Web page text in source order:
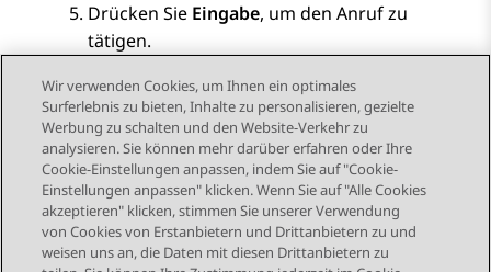
Drücken Sie Eingabe, um den Anruf zu
tätigen.
Send Feedback
Vorheriges Thema Nächstes Thema
Wir verwenden Cookies, um Ihnen ein optimales
Surferlebnis zu bieten, Inhalte zu personalisieren, gezielte
Werbung zu schalten und den Website-Verkehr zu
analysieren. Sie können mehr darüber erfahren oder Ihre
Cookie-Einstellungen anpassen, indem Sie auf "Cookie-
Einstellungen anpassen" klicken. Wenn Sie auf "Alle Cookies
akzeptieren" klicken, stimmen Sie unserer Verwendung
von Cookies von Erstanbietern und Drittanbietern zu und
weisen uns an, die Daten mit diesen Drittanbietern zu